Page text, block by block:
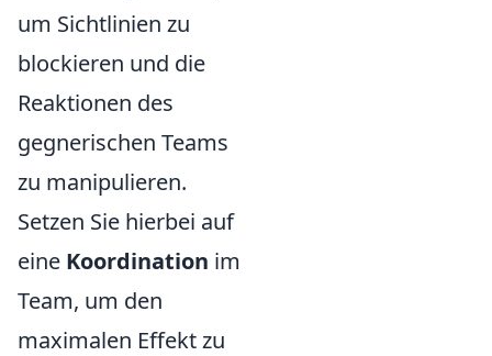
um Sichtlinien zu
blockieren und die
Reaktionen des
gegnerischen Teams
zu manipulieren.
Setzen Sie hierbei auf
eine Koordination im
Team, um den
maximalen Effekt zu